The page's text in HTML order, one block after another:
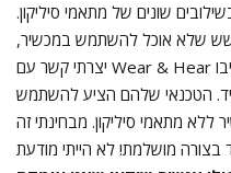
שונים של מתאמי סיליקון.
שלא אוכל להשתמש במכשיר,
יצרתי קשר עם Wear & Hear והם הגיבו מיד. הטכנאי שלהם הציע
מבחינתי זה עבד בצורה
עונדת את המכשיר.אפילו אנשים
שואלים אותי למה אני